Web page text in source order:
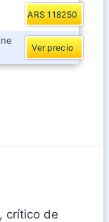
ARS 118250
Ver precio
crítico de